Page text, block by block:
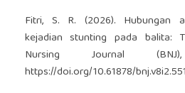
Fitri, S. R. (2026). Hubungan
kejadian stunting pada balita:
Nursing Journal
https://doi.org/10.61878/bnj.v8i2.551